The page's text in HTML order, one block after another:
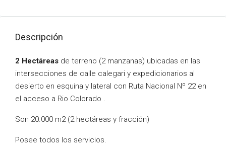
Descripción
2 Hectáreas de terreno (2 manzanas) ubicadas en las
intersecciones de calle calegari y expedicionarios al
desierto en esquina y lateral con Ruta Nacional Nº 22 en
el acceso a Rio Colorado .
Son 20.000 m2 (2 hectáreas y fracción)
Posee todos los servicios.